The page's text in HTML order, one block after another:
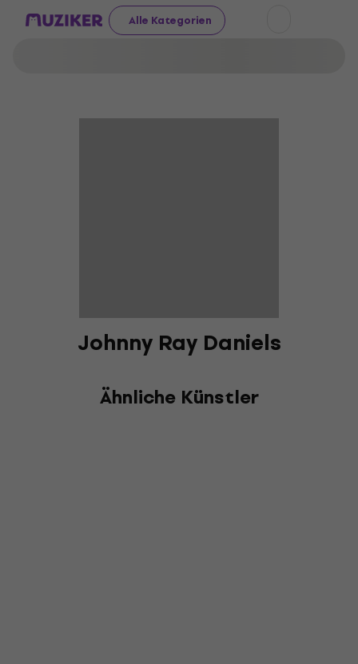
Alle Kategorien
Johnny Ray Daniels
Ähnliche Künstler